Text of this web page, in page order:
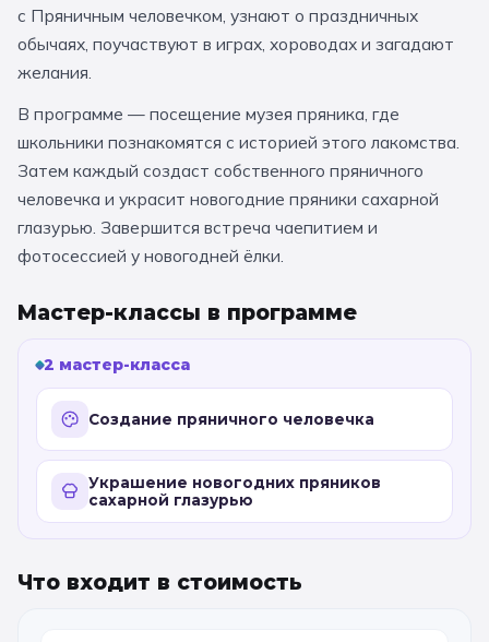
За кулисами театров
Народные промыслы Интерактивные
Квесты Мастер-классы
🎓 ПО КЛАССАМ
Все классы
Дошкольники
5 класс 6 класс
9 класс 10 класс
11 класс
📚 ПО ПРЕДМЕТАМ
Великий Новгород Алтай Архангельск
Рязань
с Пряничным человечком, узнают о праздничных
обычаях, поучаствуют в играх, хороводах и загадают
желания.
В программе — посещение музея пряника, где
школьники познакомятся с историей этого лакомства.
Затем каждый создаст собственного пряничного
человечка и украсит новогодние пряники сахарной
глазурью. Завершится встреча чаепитием и
фотосессией у новогодней ёлки.
Мастер-классы в программе
2 мастер-класса
Создание пряничного человечка
Украшение новогодних пряников
сахарной глазурью
Что входит в стоимость